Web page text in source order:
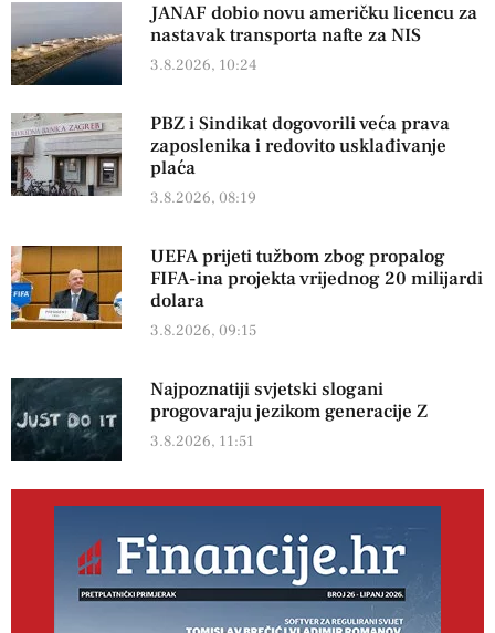
JANAF dobio novu američku licencu za
nastavak transporta nafte za NIS
3.8.2026, 10:24
PBZ i Sindikat dogovorili veća prava
zaposlenika i redovito usklađivanje
plaća
3.8.2026, 08:19
UEFA prijeti tužbom zbog propalog
FIFA-ina projekta vrijednog 20 milijardi
dolara
3.8.2026, 09:15
Najpoznatiji svjetski slogani
progovaraju jezikom generacije Z
3.8.2026, 11:51